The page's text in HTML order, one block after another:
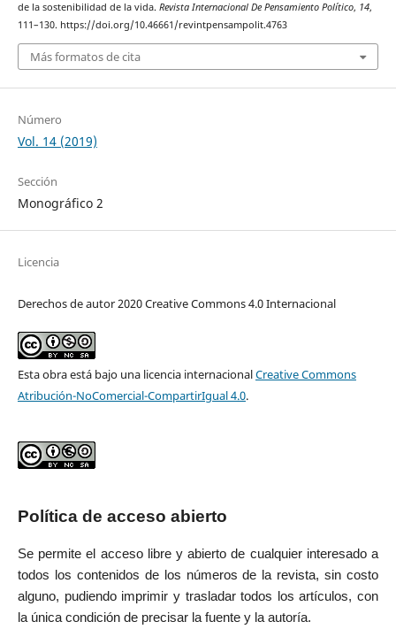
de la sostenibilidad de la vida. Revista Internacional De Pensamiento Político, 14,
111–130. https://doi.org/10.46661/revintpensampolit.4763
Más formatos de cita
Número
Vol. 14 (2019)
Sección
Monográfico 2
Licencia
Derechos de autor 2020 Creative Commons 4.0 Internacional
Esta obra está bajo una licencia internacionalCreative Commons
Atribución-NoComercial-CompartirIgual 4.0.
Política de acceso abierto
Se permite el acceso libre y abierto de cualquier interesado a
todos los contenidos de los números de la revista, sin costo
alguno, pudiendo imprimir y trasladar todos los artículos, con
la única condición de precisar la fuente y la autoría.